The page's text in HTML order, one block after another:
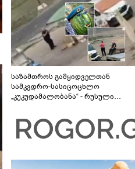
საზამთროს გამყიდველთან
სამკვდრო-სასიცოცხლო
„კუკუდამალობანა“ - რუსული